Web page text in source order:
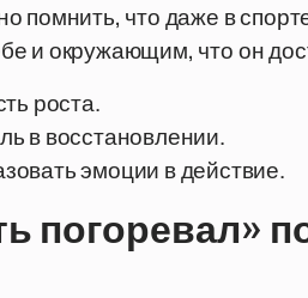
помнить, что даже в
и окружающим, что он
роста.
в восстановлении.
эмоции в действие.
погоревал»